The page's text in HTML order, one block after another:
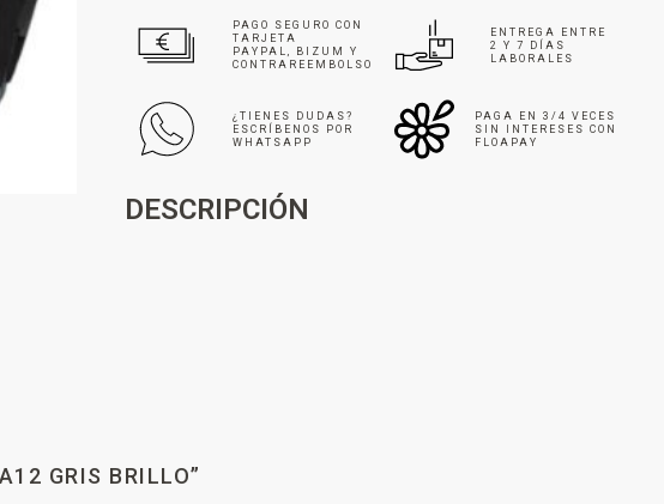
PAGO SEGURO CON
TARJETA
PAYPAL, BIZUM Y
CONTRAREEMBOLSO
ENTREGA ENTRE
2 Y 7 DÍAS
LABORALES
¿TIENES DUDAS?
ESCRÍBENOS POR
WHATSAPP
PAGA EN 3/4 VECES
SIN INTERESES CON
FLOAPAY
DESCRIPCIÓN
GRIS BRILLO”